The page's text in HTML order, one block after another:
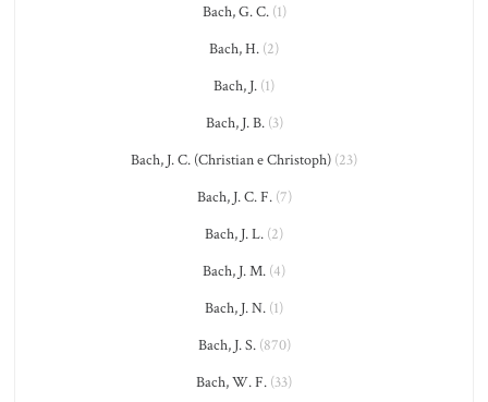
Bach, G. C.(1)
Bach, H. (2)
Bach, J. (1)
Bach, J. B.(3)
Bach, J. C. (Christian e Christoph) (23)
Bach, J. C. F.(7)
Bach, J. L. (2)
Bach, J. M. (4)
Bach, J. N. (1)
Bach, J. S.(870)
Bach, W. F. (33)